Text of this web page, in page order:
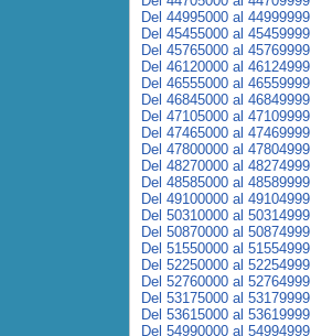
Del 44995000 al 44999999
Del 45455000 al 45459999
Del 45765000 al 45769999
Del 46120000 al 46124999
Del 46555000 al 46559999
Del 46845000 al 46849999
Del 47105000 al 47109999
Del 47465000 al 47469999
Del 47800000 al 47804999
Del 48270000 al 48274999
Del 48585000 al 48589999
Del 49100000 al 49104999
Del 50310000 al 50314999
Del 50870000 al 50874999
Del 51550000 al 51554999
Del 52250000 al 52254999
Del 52760000 al 52764999
Del 53175000 al 53179999
Del 53615000 al 53619999
Del 54990000 al 54994999